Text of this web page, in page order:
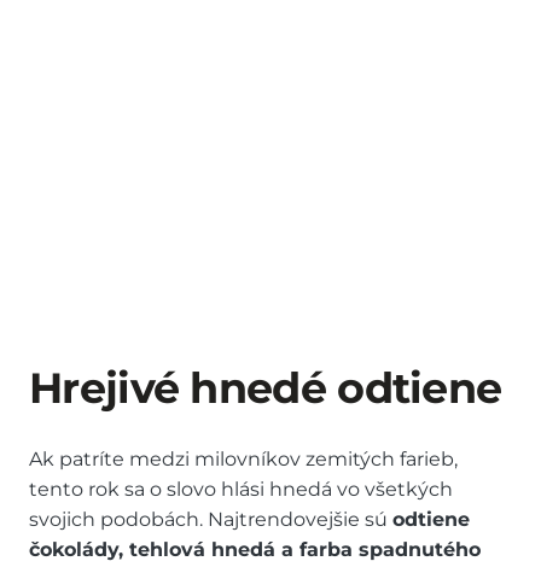
Hrejivé hnedé odtiene
Ak patríte medzi milovníkov zemitých farieb,
tento rok sa o slovo hlási hnedá vo všetkých
svojich podobách. Najtrendovejšie sú odtiene
čokolády, tehlová hnedá a farba spadnutého